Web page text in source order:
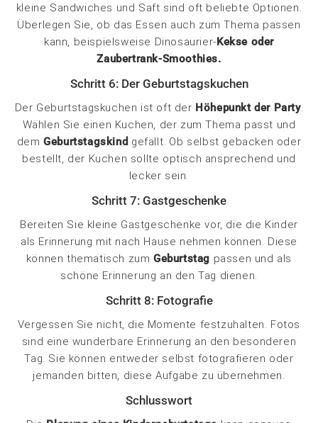
kleine Sandwiches und Saft sind oft beliebte Optionen.
Überlegen Sie, ob das Essen auch zum Thema passen
kann, beispielsweise Dinosaurier-Kekse oder
Zaubertrank-Smoothies.
Schritt 6: Der Geburtstagskuchen
Der Geburtstagskuchen ist oft der Höhepunkt der Party.
Wählen Sie einen Kuchen, der zum Thema passt und
demGeburtstagskind gefällt. Ob selbst gebacken oder
bestellt, der Kuchen sollte optisch ansprechend und
lecker sein.
Schritt 7: Gastgeschenke
Bereiten Sie kleine Gastgeschenke vor, die die Kinder
als Erinnerung mit nach Hause nehmen können. Diese
können thematisch zumGeburtstag passen und als
schöne Erinnerung an den Tag dienen.
Schritt 8: Fotografie
Vergessen Sie nicht, die Momente festzuhalten. Fotos
sind eine wunderbare Erinnerung an den besonderen
Tag. Sie können entweder selbst fotografieren oder
jemanden bitten, diese Aufgabe zu übernehmen.
Schlusswort